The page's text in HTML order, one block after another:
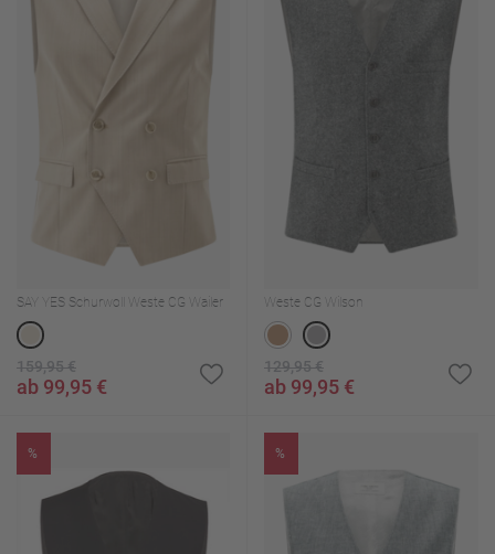
SAY YES Schurwoll Weste CG Wailer
159,95 €
ab 99,95 €
Weste CG Wilson
129,95 €
ab 99,95 €
% %